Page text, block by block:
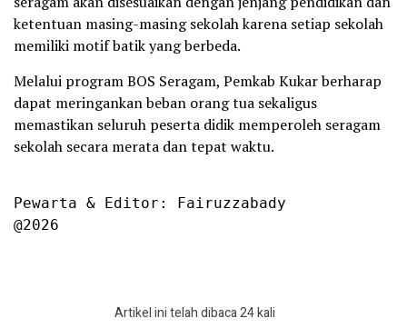
ketentuan masing-masing sekolah karena setiap sekolah
memiliki motif batik yang berbeda.
Melalui program BOS Seragam, Pemkab Kukar berharap
dapat meringankan beban orang tua sekaligus
memastikan seluruh peserta didik memperoleh seragam
sekolah secara merata dan tepat waktu.
Pewarta & Editor: Fairuzzabady
@2026
Artikel ini telah dibaca 24 kali